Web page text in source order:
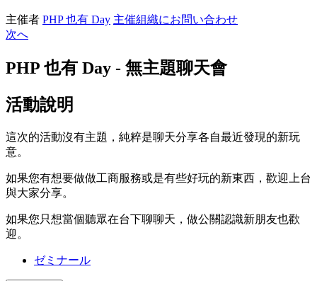
主催者 PHP 也有 Day 主催組織にお問い合わせ
次へ
PHP 也有 Day - 無主題聊天會
活動說明
這次的活動沒有主題，純粹是聊天分享各自最近發現的新玩
意。
如果您有想要做做工商服務或是有些好玩的新東西，歡迎上台
與大家分享。
如果您只想當個聽眾在台下聊聊天，做公關認識新朋友也歡
迎。
ゼミナール